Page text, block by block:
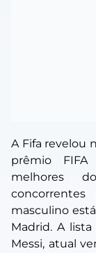
A Fifa revelou
prêmio
melhores
masculino
Madrid. A
Messi, atual